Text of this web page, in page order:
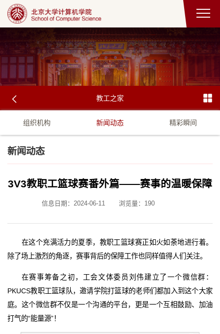
教工之家
组织机构 新闻动态 精彩瞬间
新闻动态
3V3教职工篮球赛番外篇——赛事的温暖保障
信息日期：2024-06-11 浏览量： 190
在这个充满活力的夏季，教职工篮球赛正如火如荼地进行着。
除了场上激烈的角逐，赛事背后的保障工作也同样值得人们关注。
在赛事筹备之初，工会文体委员刘伟建立了一个微信群：
PKUCS教职工篮球队，邀请学院打篮球的老师们都加入到这个大家
庭。这个微信群不仅是一个沟通的平台，更是一个互相鼓励、加油
打气的“能量源”！